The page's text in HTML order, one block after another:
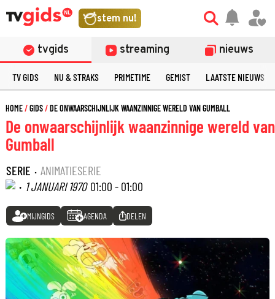
stem nu!
tvgids streaming nieuws
TV GIDS NU & STRAKS PRIMETIME GEMIST LAATSTE NIEUWS
HOME GIDS DE ONWAARSCHIJNLIJK WAANZINNIGE WERELD VAN GUMBALL
De onwaarschijnlijk waanzinnige wereld van
Gumball
SERIE · ANIMATIESERIE
· 1 JANUARI 1970 01:00 - 01:00
MIJNGIDS AGENDA DELEN